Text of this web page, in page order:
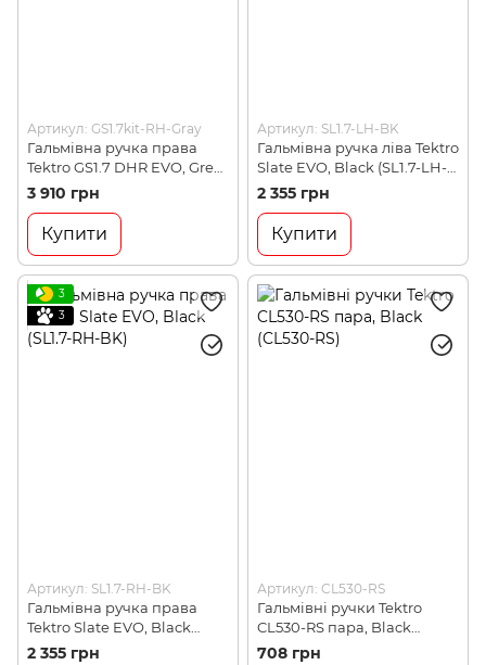
Артикул: GS1.7kit-RH-Gray
Гальмівна ручка права
Tektro GS1.7 DHR EVO, Grey
(GS1.7kit-RH-Gray)
3 910 грн
Купити
Артикул: SL1.7-LH-BK
Гальмівна ручка ліва Tektro
Slate EVO, Black (SL1.7-LH-
BK)
2 355 грн
Купити
3
3
Артикул: SL1.7-RH-BK
Гальмівна ручка права
Tektro Slate EVO, Black
(SL1.7-RH-BK)
2 355 грн
Артикул: CL530-RS
Гальмівні ручки Tektro
CL530-RS пара, Black
(CL530-RS)
708 грн